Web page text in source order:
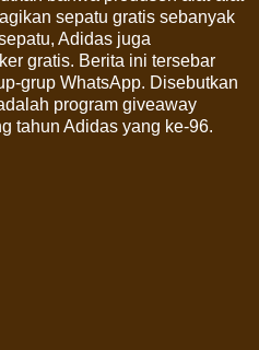
sepatu gratis sebanyak
Adidas juga
gratis. Berita ini tersebar
grup WhatsApp. Disebutkan
program giveaway
tahun Adidas yang ke-96.